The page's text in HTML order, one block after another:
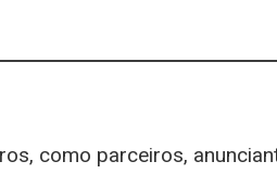
como parceiros,